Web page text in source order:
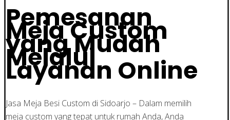
Pemesanan
Meja Custom
yang Mudah
Melalui
Layanan Online
Jasa Meja Besi Custom di Sidoarjo – Dalam memilih
meja custom yang tepat untuk rumah Anda, Anda